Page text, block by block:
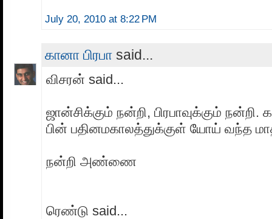
July 20, 2010 at 8:22 PM
கானா பிரபா said...
விசரன் said...
ஜான்சிக்கும் நன்றி, பிரபாவுக்கும்
பின் பதினமகாலத்துக்குள் யோய் வந்த
நன்றி அண்ணை
ரெண்டு said...